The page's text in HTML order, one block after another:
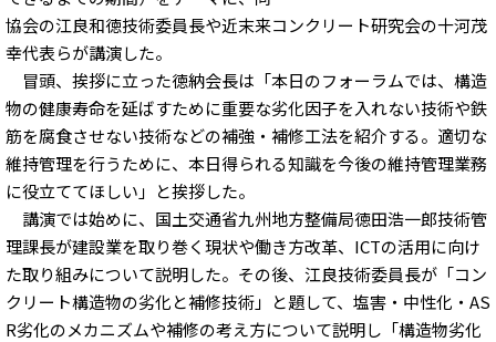
協会の江良和徳技術委員長や近末来コンクリート研究会の十河茂
幸代表らが講演した。
冒頭、挨拶に立った徳納会長は「本日のフォーラムでは、構造
物の健康寿命を延ばすために重要な劣化因子を入れない技術や鉄
筋を腐食させない技術などの補強・補修工法を紹介する。適切な
維持管理を行うために、本日得られる知識を今後の維持管理業務
に役立ててほしい」と挨拶した。
講演では始めに、国土交通省九州地方整備局徳田浩一郎技術管
理課長が建設業を取り巻く現状や働き方改革、ICTの活用に向け
た取り組みについて説明した。その後、江良技術委員長が「コン
クリート構造物の劣化と補修技術」と題して、塩害・中性化・AS
R劣化のメカニズムや補修の考え方について説明し「構造物劣化